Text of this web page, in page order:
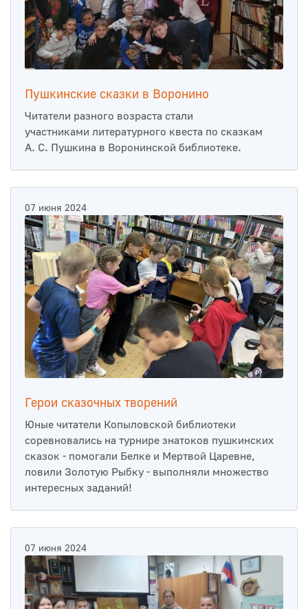
Пушкинские сказки в Воронино
Читатели разного возраста стали
участниками литературного квеста по сказкам
А. С. Пушкина в Воронинской библиотеке.
07 июня 2024
Герои сказочных творений
Юные читатели Копыловской библиотеки
соревновались на турнире знатоков пушкинских
сказок - помогали Белке и Мертвой Царевне,
ловили Золотую Рыбку - выполняли множество
интересных заданий!
07 июня 2024